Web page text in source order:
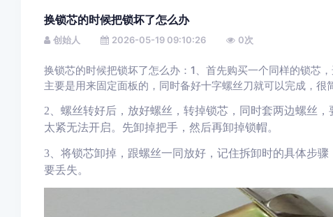
换锁芯的时候把锁坏了怎么办
创始人 2026-05-19 09:10:26 0次
换锁芯的时候把锁坏了怎么办：1、首先购买一个同样的锁芯
主要是用来固定面板的，同时备好十字螺丝刀就可以完成，很
2 螺丝转好后，放好螺丝， 转掉锁芯， 同时套两边螺丝，
太紧无法开启。先卸掉把手，然后再卸掉锁帽。
3、 将锁芯卸掉，跟螺丝一同放好，记住拆卸时的具体步骤
要丢失。